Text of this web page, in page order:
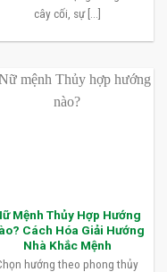
cây cối, sự [...]
Mệnh Thủy Hợp Hướng
Cách Hóa Giải Hướng
Nhà Khắc Mệnh
hướng theo phong thủy